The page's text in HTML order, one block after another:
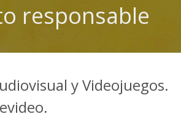
responsable
y Videojuegos.